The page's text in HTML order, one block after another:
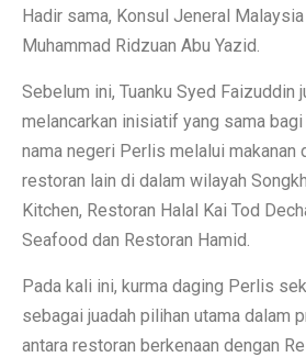
Hadir sama, Konsul Jeneral
Muhammad Ridzuan Abu Yazid.
Sebelum ini, Tuanku Syed Faizuddin
melancarkan inisiatif yang sama
nama negeri Perlis melalui makanan
restoran lain di dalam wilayah
Kitchen, Restoran Halal Kai Tod
Seafood dan Restoran Hamid.
Pada kali ini, kurma daging Perlis
sebagai juadah pilihan utama dalam
antara restoran berkenaan dengan